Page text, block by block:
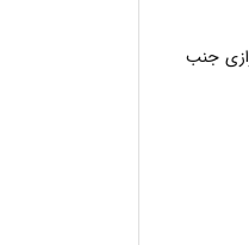
جنب